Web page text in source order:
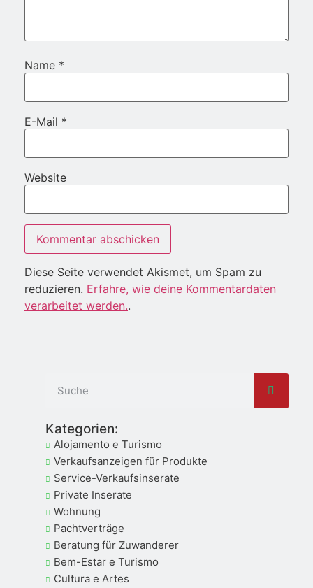
Name *
E-Mail *
Website
Diese Seite verwendet Akismet, um Spam zu
reduzieren. Erfahre, wie deine Kommentardaten
verarbeitet werden..
Kategorien:
Alojamento e Turismo
Verkaufsanzeigen für Produkte
Service-Verkaufsinserate
Private Inserate
Wohnung
Pachtverträge
Beratung für Zuwanderer
Bem-Estar e Turismo
Cultura e Artes